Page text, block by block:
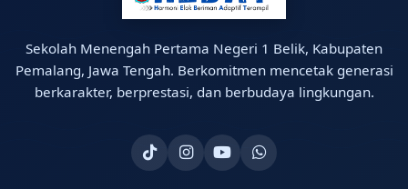
Sekolah Menengah Pertama Negeri 1 Belik, Kabupaten
Pemalang, Jawa Tengah. Berkomitmen mencetak generasi
berkarakter, berprestasi, dan berbudaya lingkungan.